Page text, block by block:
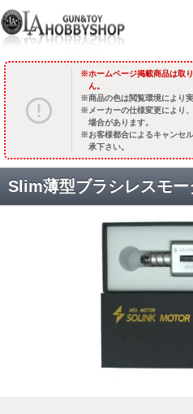
ホームページ掲載商品は取
ん。
商品の色は閲覧環境により
メーカーの仕様変更により
場合があります。
お客様都合によるキャンセ
承下さい。